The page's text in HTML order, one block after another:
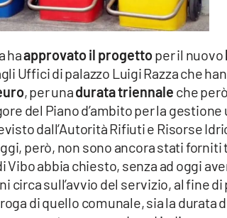
haapprovato il progettoper il nuovo
Uffici di palazzo Luigi Razza che
, per unadurata triennale che
del Piano d’ambito per la
dall’Autorità Rifiuti e Risorse
però, non sono ancora stati
abbia chiesto, senza ad oggi
circa sull’avvio del servizio, al fine
di quello comunale, sia la durata